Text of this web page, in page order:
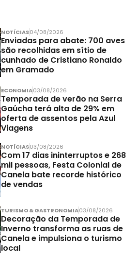
NOTÍCIAS04/08/2026
Enviadas para abate: 700 aves
são recolhidas em sítio de
cunhado de Cristiano Ronaldo
em Gramado
ECONOMIA03/08/2026
Temporada de verão na Serra
Gaúcha terá alta de 29% em
oferta de assentos pela Azul
Viagens
NOTÍCIAS03/08/2026
Com 17 dias ininterruptos e 268
mil pessoas, Festa Colonial de
Canela bate recorde histórico
de vendas
TURISMO & GASTRONOMIA03/08/2026
Decoração da Temporada de
Inverno transforma as ruas de
Canela e impulsiona o turismo
local